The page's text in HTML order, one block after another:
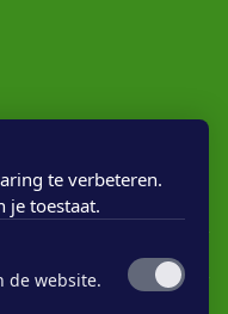
te verbeteren.
je toestaat.
de website.